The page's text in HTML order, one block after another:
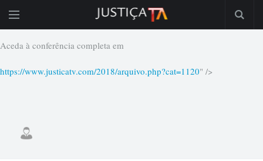
José Quaresma - O Lugar do Juiz de Execução de Penas - TRC - 15 de
Maio de 2019.
Aceda à conferência completa em
https://www.justicatv.com/2018/arquivo.php?cat=1120" />